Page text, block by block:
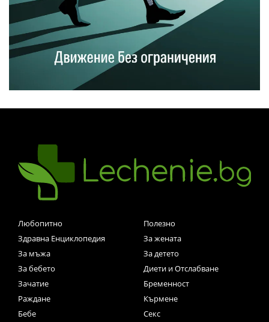
Любопитно
Полезно
Здравна Енциклопедия
За жената
За мъжа
За детето
За бебето
Диети и Отслабване
Зачатие
Бременност
Раждане
Кърмене
Бебе
Секс